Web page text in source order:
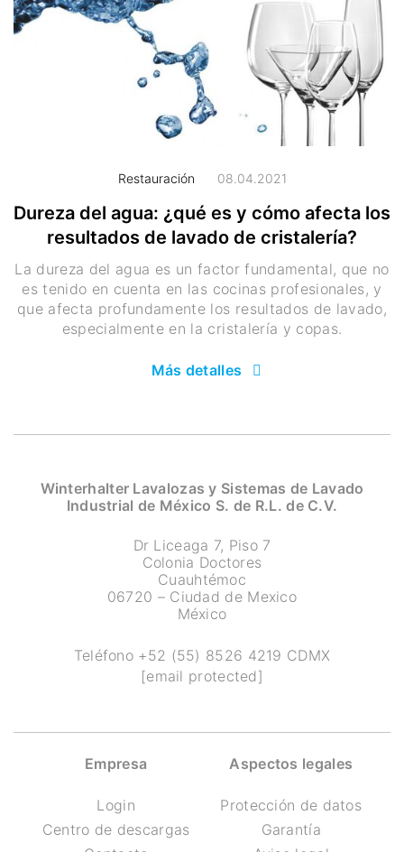
Restauración 08.04.2021
Dureza del agua: ¿qué es y cómo afecta los
resultados de lavado de cristalería?
La dureza del agua es un factor fundamental, que no
es tenido en cuenta en las cocinas profesionales, y
que afecta profundamente los resultados de lavado,
especialmente en la cristalería y copas.
Más detalles
Winterhalter Lavalozas y Sistemas de Lavado
Industrial de México S. de R.L. de C.V.
Dr Liceaga 7, Piso 7
Colonia Doctores
Cuauhtémoc
06720 – Ciudad de Mexico
México
Teléfono +52 (55) 8526 4219 CDMX
[email protected]
Empresa
Login
Centro de descargas
Aspectos legales
Protección de datos
Garantía